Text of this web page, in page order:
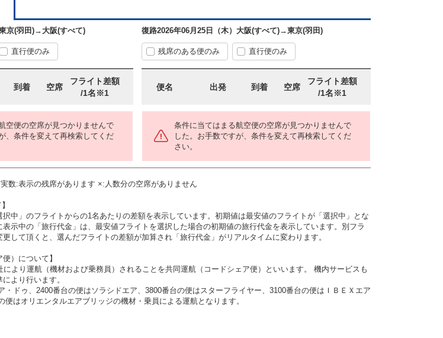
京(羽田)→大阪(すべて)
直行便のみ
到着 空席
フライト差額
/1名※1
空便の空席が見つかりませんで
、条件を変えて再検索してくだ
復路2026年06月25日（木） 大阪(すべて)→東京(羽田)
残席のある便のみ 直行便のみ
便名 出発 到着 空席
フライト差額
/1名※1
条件に当てはまる航空便の空席が見つかりませんで
した。お手数ですが、条件を変えて再検索してくだ
さい。
数:表示の残席があります ×:人数分の空席がありません
中」のフライトからの1名あたりの差額を表示しています。初期値は最安値のフライトが「選択中」とな
示中の「旅行代金」は、最安値フライトを選択した場合の初期値の旅行代金を表示しています。別フラ
して頂くと、選んだフライトの差額が加算され「旅行代金」がリアルタイムに変わります。
）について】
より運航（機材および乗務員）されることを共同運航（コードシェア便）といいます。 機内サービスも
より行います。
・ドゥ、2400番台の便はソラシドエア、3800番台の便はスターフライヤー、3100番台の便はＩＢＥＸエア
便はオリエンタルエアブリッジの機材・乗員による運航となります。